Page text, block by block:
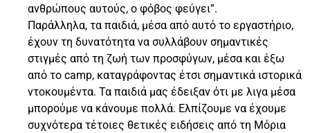
ανθρώπους αυτούς, ο φόβος φεύγει”.
Παράλληλα, τα παιδιά, μέσα από αυτό το εργαστήριο,
έχουν τη δυνατότητα να συλλάβουν σημαντικές
στιγμές από τη ζωή των προσφύγων, μέσα και έξω
από το camp, καταγράφοντας έτσι σημαντικά ιστορικά
ντοκουμέντα. Τα παιδιά μας έδειξαν ότι με λιγα μέσα
μπορούμε να κάνουμε πολλά. Ελπίζουμε να έχουμε
συχνότερα τέτοιες θετικές ειδήσεις από τη Μόρια